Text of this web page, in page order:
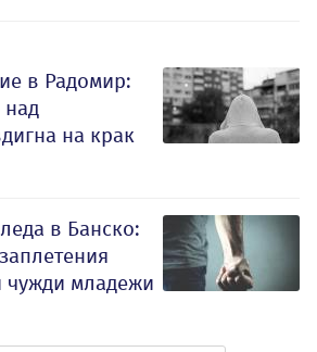
в Радомир:
на крак
в Банско:
чужди младежи